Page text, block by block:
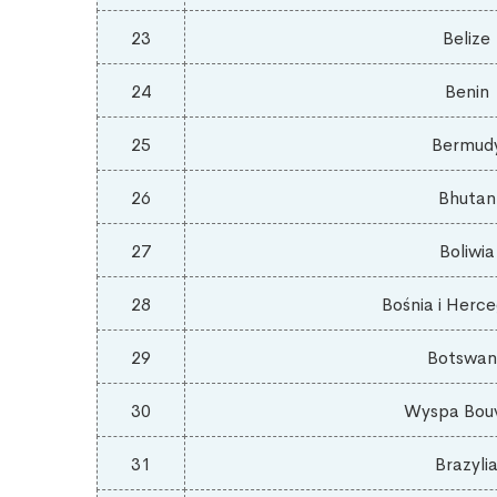
23 Belize
24 Benin
25
26 Bhutan
27 Boliwia
28 Bośnia i
29
30 Wyspa
31 Brazylia